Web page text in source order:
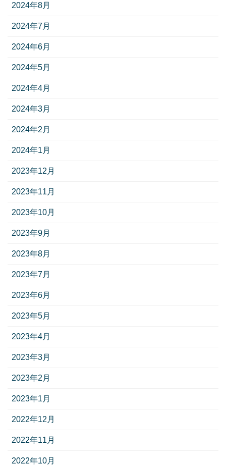
2024年8月
2024年7月
2024年6月
2024年5月
2024年4月
2024年3月
2024年2月
2024年1月
2023年12月
2023年11月
2023年10月
2023年9月
2023年8月
2023年7月
2023年6月
2023年5月
2023年4月
2023年3月
2023年2月
2023年1月
2022年12月
2022年11月
2022年10月